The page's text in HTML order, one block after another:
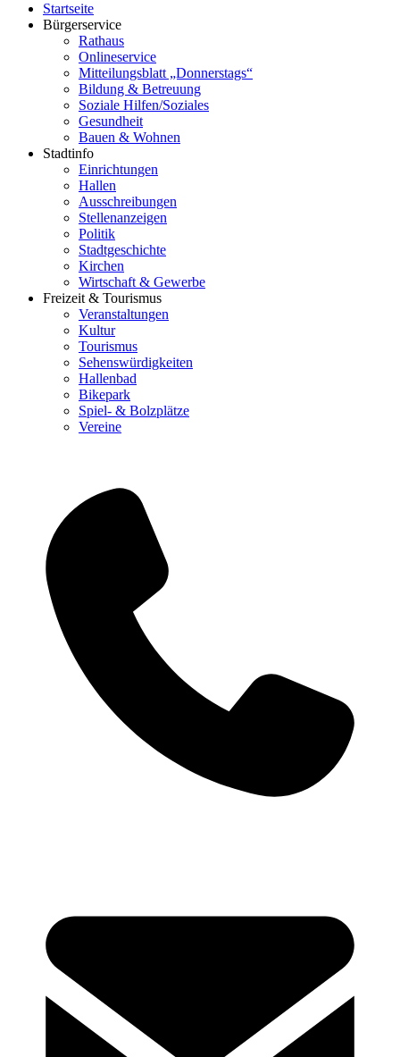
Startseite
Bürgerservice
Rathaus
Onlineservice
Mitteilungsblatt „Donnerstags“
Bildung & Betreuung
Soziale Hilfen/Soziales
Gesundheit
Bauen & Wohnen
Stadtinfo
Einrichtungen
Hallen
Ausschreibungen
Stellenanzeigen
Politik
Stadtgeschichte
Kirchen
Wirtschaft & Gewerbe
Freizeit & Tourismus
Veranstaltungen
Kultur
Tourismus
Sehenswürdigkeiten
Hallenbad
Bikepark
Spiel- & Bolzplätze
Vereine